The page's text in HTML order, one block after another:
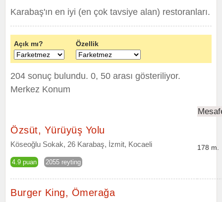
Karabaş'ın en iyi (en çok tavsiye alan) restoranları.
Açık mı? Özellik
204 sonuç bulundu. 0, 50 arası gösteriliyor.
Merkez Konum
Özsüt, Yürüyüş Yolu
Köseoğlu Sokak, 26 Karabaş, İzmit, Kocaeli
4.9 puan 2055 reyting
178 m.
Burger King, Ömerağa